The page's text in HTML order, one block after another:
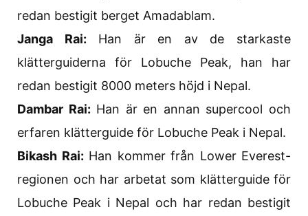
redan bestigit berget Amadablam.
Janga Rai: Han är en av de starkaste
klätterguiderna för Lobuche Peak, han har
redan bestigit 8000 meters höjd i Nepal.
Dambar Rai: Han är en annan supercool och
erfaren klätterguide för Lobuche Peak i Nepal.
Bikash Rai: Han kommer från Lower Everest-
regionen och har arbetat som klätterguide för
Lobuche Peak i Nepal och har redan bestigit